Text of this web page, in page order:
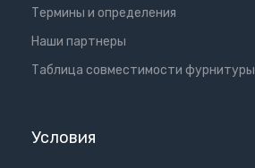
Термины и определения
Наши партнеры
Таблица совместимости фурнитуры
Условия